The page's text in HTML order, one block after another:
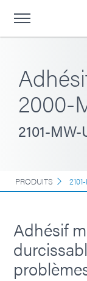
2000-
2101-MW-
PRODUITS
Adhésif